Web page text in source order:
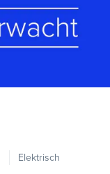
Elektrisch